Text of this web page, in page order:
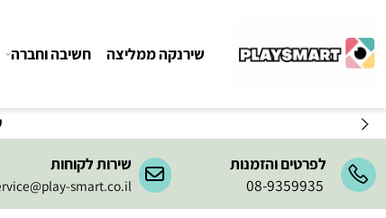
שירות
לפרטים והזמנות
08-9359935
שירות לקוחות
Service@play-smart.co.il
שירנקה ממליצה חשיבה וחברה